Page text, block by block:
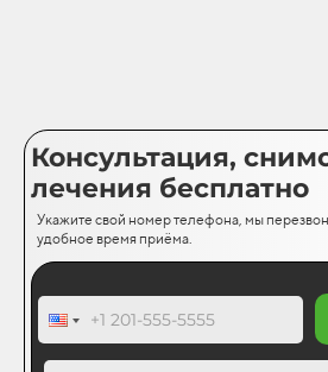
Консультация,
лечения бесплатно
Укажите свой номер телефона, мы
удобное время приёма.